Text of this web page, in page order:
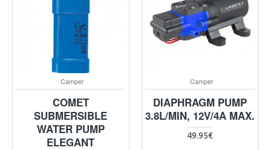
Camper
COMET
SUBMERSIBLE
WATER PUMP
ELEGANT
Camper
DIAPHRAGM PUMP
3.8L/MIN, 12V/4A MAX.
49.95€